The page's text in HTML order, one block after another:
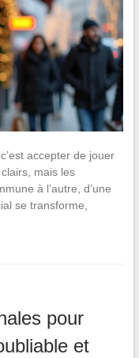
accepter de jouer
mais les
à l’autre, d’une
se transforme,
pour
et